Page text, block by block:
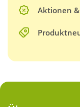
Aktionen